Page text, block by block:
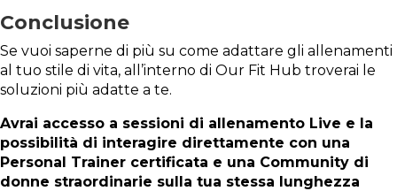
Conclusione
Se vuoi saperne di più su come adattare gli allenamenti
al tuo stile di vita, all’interno di Our Fit Hub troverai le
soluzioni più adatte a te.
Avrai accesso a sessioni di allenamento Live e la
possibilità di interagire direttamente con una
Personal Trainer certificata e una Community di
donne straordinarie sulla tua stessa lunghezza